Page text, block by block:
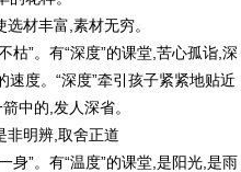
材丰富,素材无穷。
”。有“深度”的课堂,苦心孤诣,深
度。“深度”牵引孩子紧紧地贴近
中的,发人深省。
明辨,取舍正道
”。有“温度”的课堂,是阳光,是雨